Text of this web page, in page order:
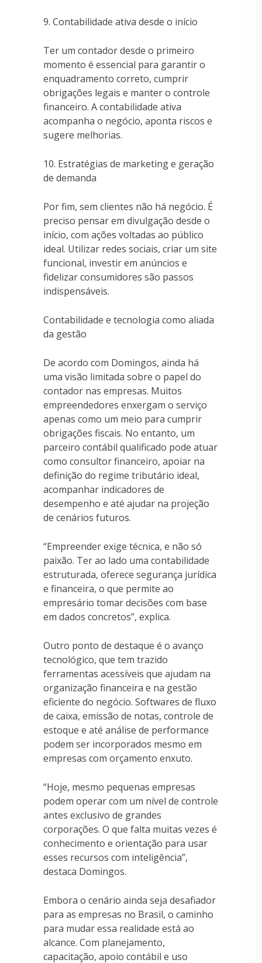
9. Contabilidade ativa desde o início
Ter um contador desde o primeiro
momento é essencial para garantir o
enquadramento correto, cumprir
obrigações legais e manter o controle
financeiro. A contabilidade ativa
acompanha o negócio, aponta riscos e
sugere melhorias.
10. Estratégias de marketing e geração
de demanda
Por fim, sem clientes não há negócio. É
preciso pensar em divulgação desde o
início, com ações voltadas ao público
ideal. Utilizar redes sociais, criar um site
funcional, investir em anúncios e
fidelizar consumidores são passos
indispensáveis.
Contabilidade e tecnologia como aliada
da gestão
De acordo com Domingos, ainda há
uma visão limitada sobre o papel do
contador nas empresas. Muitos
empreendedores enxergam o serviço
apenas como um meio para cumprir
obrigações fiscais. No entanto, um
parceiro contábil qualificado pode atuar
como consultor financeiro, apoiar na
definição do regime tributário ideal,
acompanhar indicadores de
desempenho e até ajudar na projeção
de cenários futuros.
“Empreender exige técnica, e não só
paixão. Ter ao lado uma contabilidade
estruturada, oferece segurança jurídica
e financeira, o que permite ao
empresário tomar decisões com base
em dados concretos”, explica.
Outro ponto de destaque é o avanço
tecnológico, que tem trazido
ferramentas acessíveis que ajudam na
organização financeira e na gestão
eficiente do negócio. Softwares de fluxo
de caixa, emissão de notas, controle de
estoque e até análise de performance
podem ser incorporados mesmo em
empresas com orçamento enxuto.
“Hoje, mesmo pequenas empresas
podem operar com um nível de controle
antes exclusivo de grandes
corporações. O que falta muitas vezes é
conhecimento e orientação para usar
esses recursos com inteligência”,
destaca Domingos.
Embora o cenário ainda seja desafiador
para as empresas no Brasil, o caminho
para mudar essa realidade está ao
alcance. Com planejamento,
capacitação, apoio contábil e uso